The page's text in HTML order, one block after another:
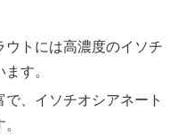
ウトには高濃度のイソチ
す。
、イソチオシアネート